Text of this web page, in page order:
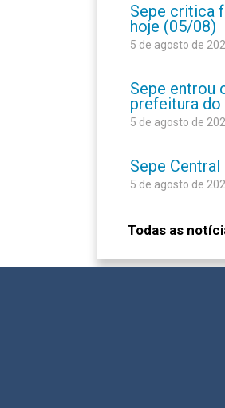
Sepe critica
hoje (05/08)
5 de agosto de
Sepe entrou
prefeitura do
5 de agosto de
Sepe
5 de agosto de
Todas as